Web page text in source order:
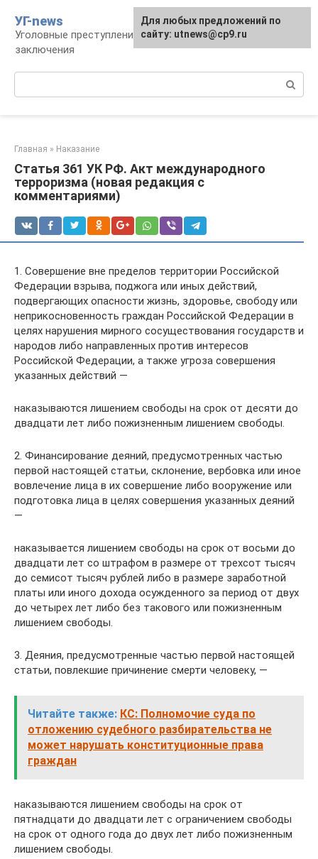
контенту
УГ-news
Уголовные преступления, наказания, места
заключения
Главная » Наказание
Статья 361 УК РФ. Акт международного
терроризма (новая редакция с
комментариями)
1. Совершение вне пределов территории Российской
Федерации взрыва, поджога или иных действий,
подвергающих опасности жизнь, здоровье, свободу или
неприкосновенность граждан Российской Федерации в
целях нарушения мирного сосуществования государств и
народов либо направленных против интересов
Российской Федерации, а также угроза совершения
указанных действий —
наказываются лишением свободы на срок от десяти до
двадцати лет либо пожизненным лишением свободы.
2. Финансирование деяний, предусмотренных частью
первой настоящей статьи, склонение, вербовка или иное
вовлечение лица в их совершение либо вооружение или
подготовка лица в целях совершения указанных деяний
—
наказывается лишением свободы на срок от восьми до
двадцати лет со штрафом в размере от трехсот тысяч
до семисот тысяч рублей либо в размере заработной
платы или иного дохода осужденного за период от двух
до четырех лет либо без такового или пожизненным
лишением свободы.
3. Деяния, предусмотренные частью первой настоящей
статьи, повлекшие причинение смерти человеку, —
Читайте также: КС: Полномочие суда по
отложению судебного разбирательства не
может нарушать конституционные права
граждан
наказываются лишением свободы на срок от
пятнадцати до двадцати лет с ограничением свободы
на срок от одного года до двух лет либо пожизненным
лишением свободы.
Для любых предложений по
сайту: utnews@cp9.ru